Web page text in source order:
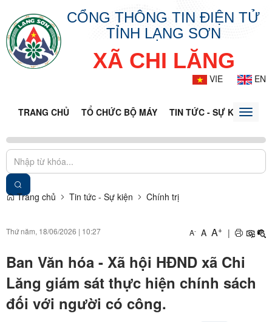
CỔNG THÔNG TIN ĐIỆN TỬ
TỈNH LẠNG SƠN
XÃ CHI LĂNG
VIE EN
TRANG CHỦ TỔ CHỨC BỘ MÁY TIN TỨC - SỰ KIỆNToggle
Trang chủ Tin tức - Sự kiện Chính trị
Thứ năm, 18/06/2026 | 10:27 A- A A+ |
Ban Văn hóa - Xã hội HĐND xã Chi
Lăng giám sát thực hiện chính sách
đối với người có công.